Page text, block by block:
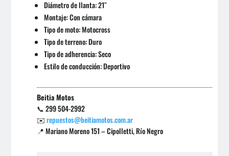
Diámetro de llanta: 21″
Montaje: Con cámara
Tipo de moto: Motocross
Tipo de terreno: Duro
Tipo de adherencia: Seco
Estilo de conducción: Deportivo
Beitia Motos
📞 299 504-2992
✉️repuestos@beitiamotos.com.ar
📍 Mariano Moreno 151 – Cipolletti, Río Negro